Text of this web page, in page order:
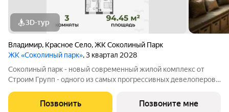
3D-тур
Владимир, Красное Село,ЖК Соколиный Парк
ЖК «Соколиный парк», 3 квартал 2028
Соколиный парк - новый современный жилой комплекс от
Строим Групп - одного из самых прогрессивных девелоперов
города Владимир, в непосредственной близости от новой
транспортной артерии города -
Позвонить Позвоните мне